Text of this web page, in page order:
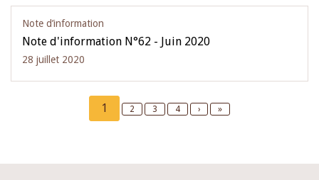
Note d’information
Note d'information N°62 - Juin 2020
28 juillet 2020
Current
page
1 Page
2 Page
3 Page
4
Next
›
Last
»